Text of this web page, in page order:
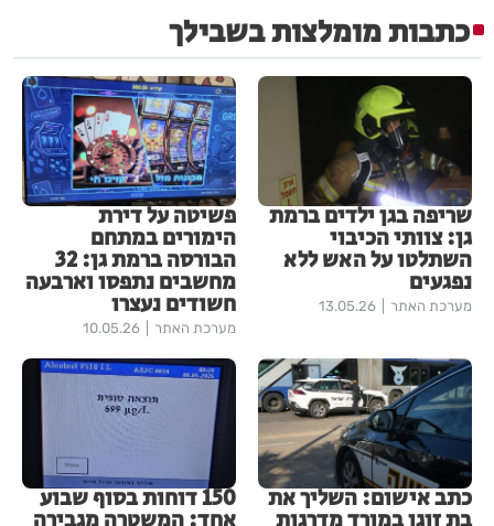
כתבות מומלצות בשבילך
שריפה בגן ילדים ברמת
גן: צוותי הכיבוי
השתלטו על האש ללא
נפגעים
מערכת האתר 13.05.26
פשיטה על דירת
הימורים במתחם
הבורסה ברמת גן: 32
מחשבים נתפסו וארבעה
חשודים נעצרו
מערכת האתר 10.05.26
כתב אישום: השליך את 150 דוחות בסוף שבוע